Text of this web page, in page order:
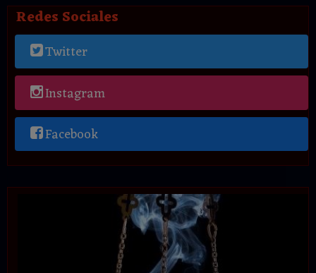
Redes Sociales
Twitter
Instagram
Facebook